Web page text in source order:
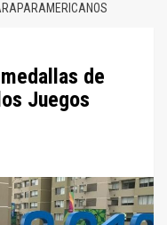
de
Juegos